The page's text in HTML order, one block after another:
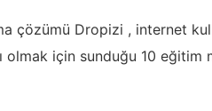
Dropizi , internet
olmak için sunduğu 10 eğitim